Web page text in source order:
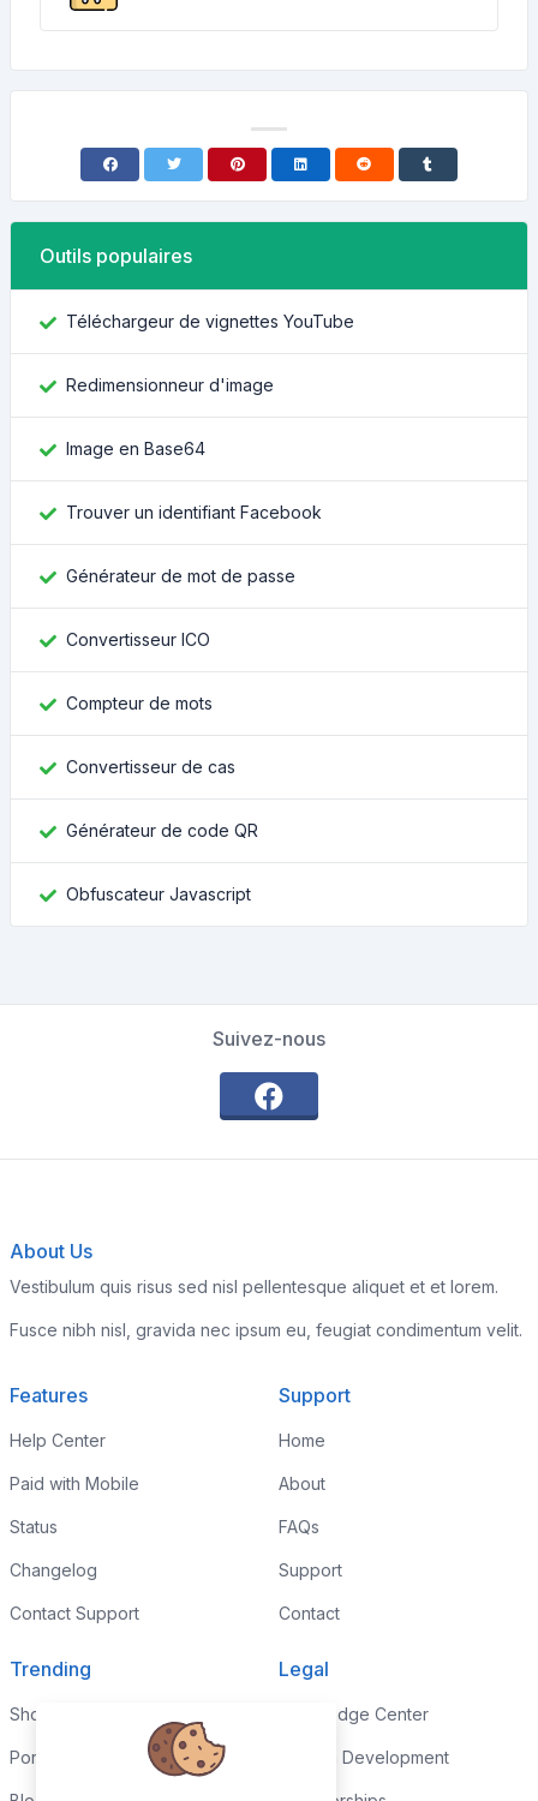
Outils populaires
Téléchargeur de vignettes YouTube
Redimensionneur d'image
Image en Base64
Trouver un identifiant Facebook
Générateur de mot de passe
Convertisseur ICO
Compteur de mots
Convertisseur de cas
Générateur de code QR
Obfuscateur Javascript
Suivez-nous
About Us
Vestibulum quis risus sed nisl pellentesque aliquet et et lorem.
Fusce nibh nisl, gravida nec ipsum eu, feugiat condimentum velit.
Features
Help Center
Paid with Mobile
Status
Changelog
Contact Support
Support
Home
About
FAQs
Support
Contact
Trending
Shop
Portfolio
Legal
Knowledge Center
Custom Development